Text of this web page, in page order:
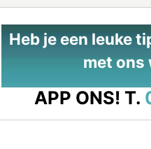
Heb je een leuke
met ons
APP ONS! T.